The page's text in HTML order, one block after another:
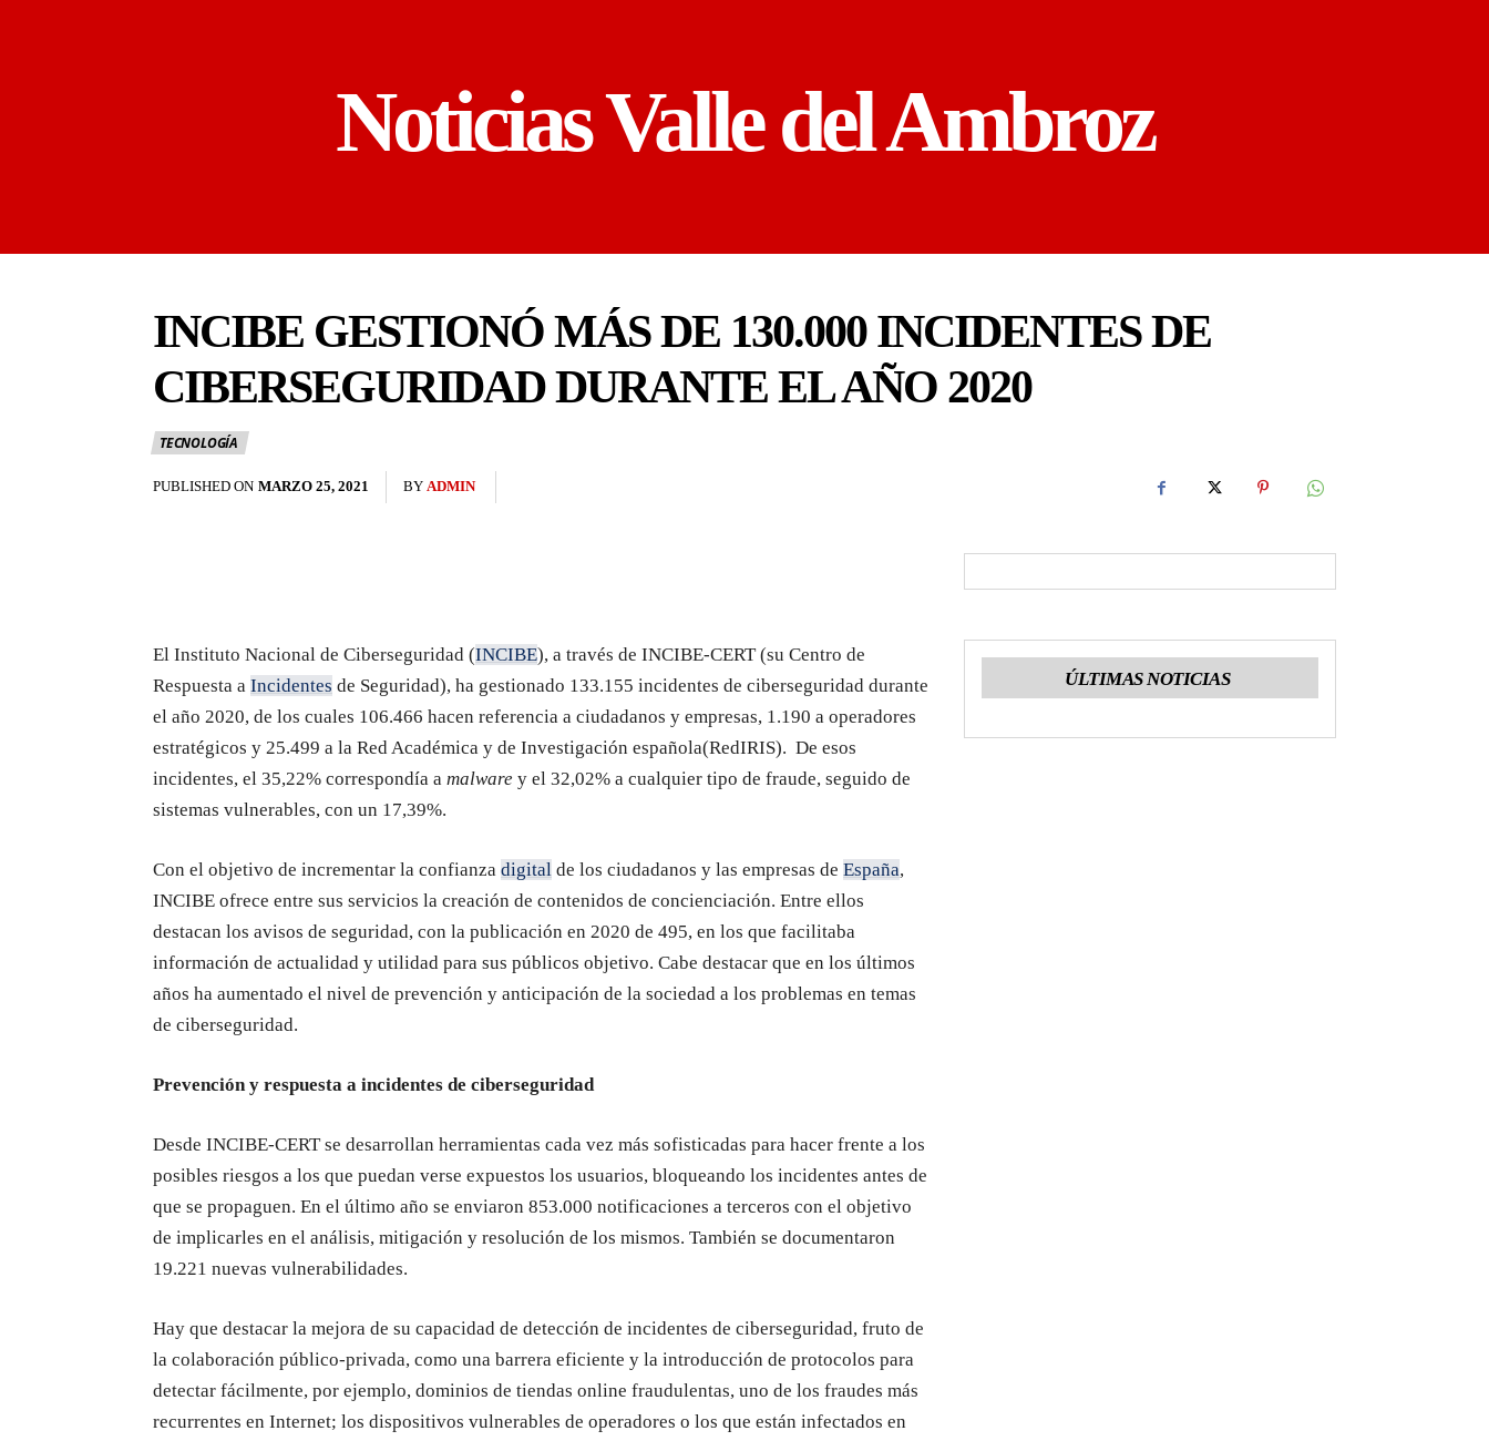
Noticias Valle del Ambroz
INCIBE GESTIONÓ MÁS DE 130.000 INCIDENTES DE
CIBERSEGURIDAD DURANTE EL AÑO 2020
TECNOLOGÍA
PUBLISHED ON MARZO 25, 2021 BY ADMIN
El Instituto Nacional de Ciberseguridad (INCIBE), a través de INCIBE-CERT (su Centro de
Respuesta a Incidentes de Seguridad), ha gestionado 133.155 incidentes de ciberseguridad durante
el año 2020, de los cuales 106.466 hacen referencia a ciudadanos y empresas, 1.190 a operadores
estratégicos y 25.499 a la Red Académica y de Investigación española(RedIRIS). De esos
incidentes, el 35,22% correspondía a malware y el 32,02% a cualquier tipo de fraude, seguido de
sistemas vulnerables, con un 17,39%.
Con el objetivo de incrementar la confianza digital de los ciudadanos y las empresas de España,
INCIBE ofrece entre sus servicios la creación de contenidos de concienciación. Entre ellos
destacan los avisos de seguridad, con la publicación en 2020 de 495, en los que facilitaba
información de actualidad y utilidad para sus públicos objetivo. Cabe destacar que en los últimos
años ha aumentado el nivel de prevención y anticipación de la sociedad a los problemas en temas
de ciberseguridad.
Prevención y respuesta a incidentes de ciberseguridad
Desde INCIBE-CERT se desarrollan herramientas cada vez más sofisticadas para hacer frente a los
posibles riesgos a los que puedan verse expuestos los usuarios, bloqueando los incidentes antes de
que se propaguen. En el último año se enviaron 853.000 notificaciones a terceros con el objetivo
de implicarles en el análisis, mitigación y resolución de los mismos. También se documentaron
19.221 nuevas vulnerabilidades.
Hay que destacar la mejora de su capacidad de detección de incidentes de ciberseguridad, fruto de
la colaboración público-privada, como una barrera eficiente y la introducción de protocolos para
detectar fácilmente, por ejemplo, dominios de tiendas online fraudulentas, uno de los fraudes más
recurrentes en Internet; los dispositivos vulnerables de operadores o los que están infectados en
ÚLTIMAS NOTICIAS